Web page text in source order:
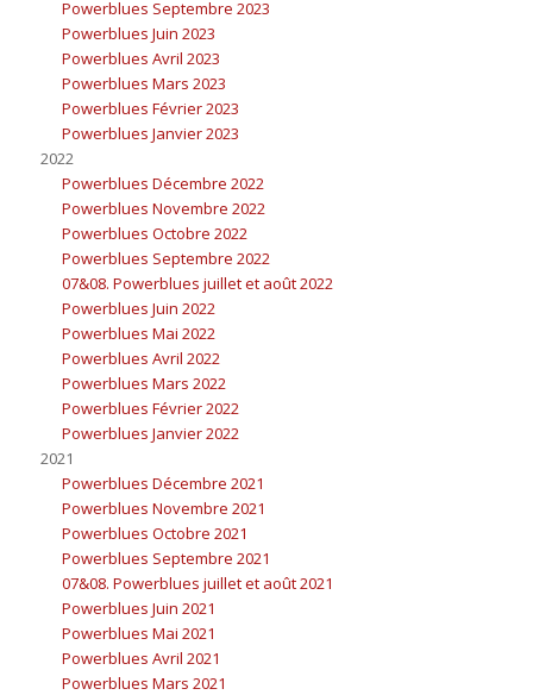
Powerblues Septembre 2023
Powerblues Juin 2023
Powerblues Avril 2023
Powerblues Mars 2023
Powerblues Février 2023
Powerblues Janvier 2023
2022
Powerblues Décembre 2022
Powerblues Novembre 2022
Powerblues Octobre 2022
Powerblues Septembre 2022
07&08. Powerblues juillet et août 2022
Powerblues Juin 2022
Powerblues Mai 2022
Powerblues Avril 2022
Powerblues Mars 2022
Powerblues Février 2022
Powerblues Janvier 2022
2021
Powerblues Décembre 2021
Powerblues Novembre 2021
Powerblues Octobre 2021
Powerblues Septembre 2021
07&08. Powerblues juillet et août 2021
Powerblues Juin 2021
Powerblues Mai 2021
Powerblues Avril 2021
Powerblues Mars 2021